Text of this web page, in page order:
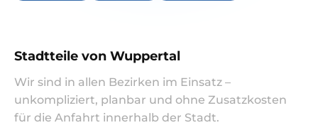
Stadtteile von Wuppertal
Wir sind in allen Bezirken im Einsatz –
unkompliziert, planbar und ohne Zusatzkosten
für die Anfahrt innerhalb der Stadt.